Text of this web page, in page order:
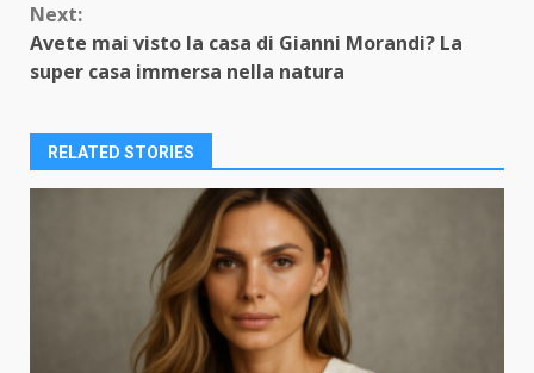
Next:
Avete mai visto la casa di Gianni Morandi? La
super casa immersa nella natura
RELATED STORIES